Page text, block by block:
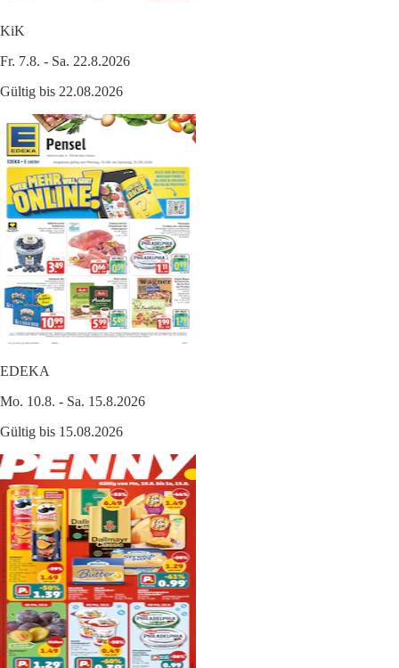
KiK
Fr. 7.8. - Sa. 22.8.2026
Gültig bis 22.08.2026
EDEKA
Mo. 10.8. - Sa. 15.8.2026
Gültig bis 15.08.2026